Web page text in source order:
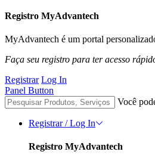
Registro MyAdvantech
MyAdvantech é um portal
Faça seu registro para ter acesso
Registrar Log In
Panel Button
Você
Registrar / Log In
Registro MyAdvantech